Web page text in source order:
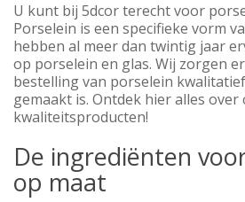
U kunt bij 5dcor terecht voor
Porselein is een specifieke vorm
hebben al meer dan twintig jaar
op porselein en glas. Wij zorgen
bestelling van porselein
gemaakt is. Ontdek hier alles over
kwaliteitsproducten!
De ingrediënten
op maat